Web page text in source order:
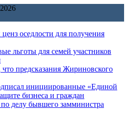
оседлости для получения
льготы для семей участников
предсказания Жириновского
инициированные «Единой
бизнеса и граждан
делу бывшего замминистра